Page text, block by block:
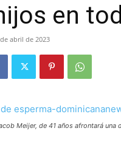
en
abril de 2023
Meijer, de 41 años afrontará